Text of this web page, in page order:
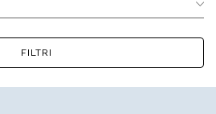
FILTRI